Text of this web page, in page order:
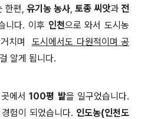
한편, 유기농 농사, 토종 씨앗과 전
니다. 이후 인천으로 와서 도시농
치며 도시에서도 다원적이며 공
알게 됩니다.
곳에서100평 밭을 일구었습니다.
험이 되었습니다. 인도농(인천도